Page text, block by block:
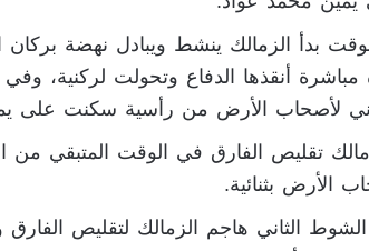
بدأ الزمالك ينشط ويبادل نهضة
لأصحاب الأرض من رأسية سكنت على
تقليص الفارق في الوقت المتبقي
الأرض بثنائية.
الشوط الثاني هاجم الزمالك لتقليص